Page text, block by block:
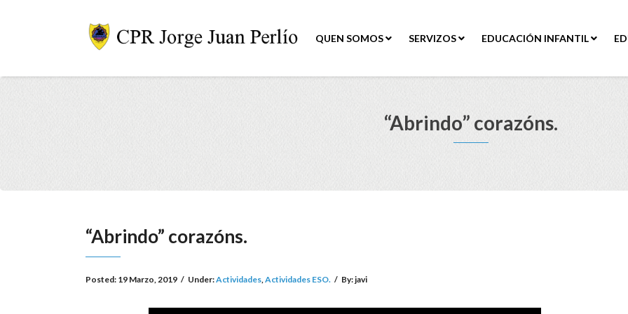
QUEN SOMOS SERVIZOS EDUCACIÓN INFANTIL
“Abrindo” corazóns.
“Abrindo” corazóns.
Posted: 19 Marzo, 2019 / Under:Actividades,Actividades ESO. / By:javi